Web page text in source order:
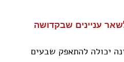
עניינים שבקדושה
יכולה להתאפק שבעים